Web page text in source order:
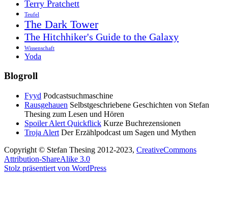
Terry Pratchett
Teufel
The Dark Tower
The Hitchhiker's Guide to the Galaxy
Wissenschaft
Yoda
Blogroll
Fyyd Podcastsuchmaschine
Rausgehauen Selbstgeschriebene Geschichten von Stefan
Thesing zum Lesen und Hören
Spoiler Alert Quickflick Kurze Buchrezensionen
Troja Alert Der Erzählpodcast um Sagen und Mythen
Copyright © Stefan Thesing 2012-2023, CreativeCommons
Attribution-ShareAlike 3.0
Stolz präsentiert von WordPress